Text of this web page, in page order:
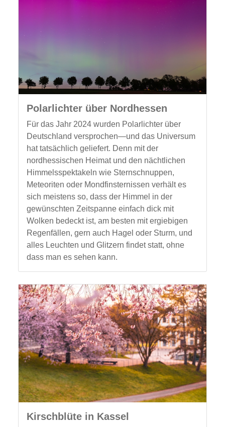
Polarlichter über Nordhessen
Für das Jahr 2024 wurden Polarlichter über
Deutschland versprochen—und das Universum
hat tatsächlich geliefert. Denn mit der
nordhessischen Heimat und den nächtlichen
Himmelsspektakeln wie Sternschnuppen,
Meteoriten oder Mondfinsternissen verhält es
sich meistens so, dass der Himmel in der
gewünschten Zeitspanne einfach dick mit
Wolken bedeckt ist, am besten mit ergiebigen
Regenfällen, gern auch Hagel oder Sturm, und
alles Leuchten und Glitzern findet statt, ohne
dass man es sehen kann.
Kirschblüte in Kassel